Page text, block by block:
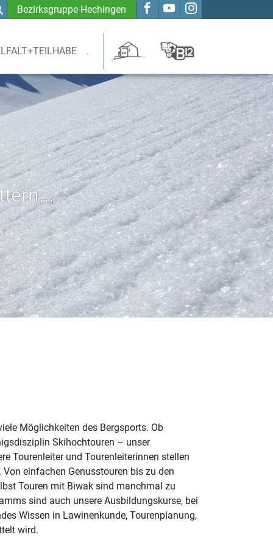
Bezirksgruppe Hechingen
.
Möglichkeiten des Bergsports. Ob
Skihochtouren – unser
Tourenleiter und Tourenleiterinnen stellen
einfachen Genusstouren bis zu den
Touren mit Biwak sind manchmal zu
sind auch unsere Ausbildungskurse, bei
Wissen in Lawinenkunde, Tourenplanung,
wird.